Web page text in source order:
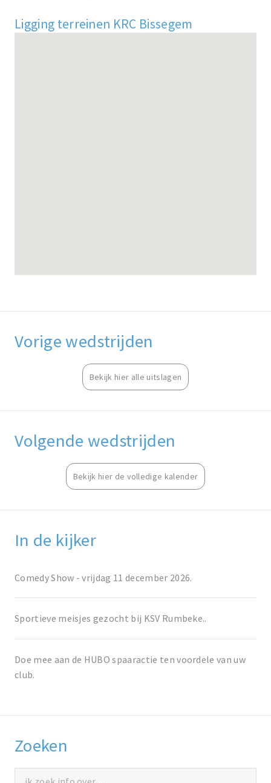
Ligging terreinen KRC Bissegem
Vorige wedstrijden
Bekijk hier alle uitslagen
Volgende wedstrijden
Bekijk hier de volledige kalender
In de kijker
Comedy Show - vrijdag 11 december 2026.
Sportieve meisjes gezocht bij KSV Rumbeke..
Doe mee aan de HUBO spaaractie ten voordele van uw
club.
Zoeken